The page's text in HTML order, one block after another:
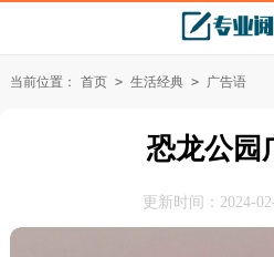
当前位置： 首页 > 生活经典 > 广告语
恐龙公园
更新时间：2024-